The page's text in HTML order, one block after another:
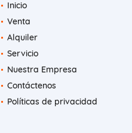
Inicio
Venta
Alquiler
Servicio
Nuestra Empresa
Contáctenos
Políticas de privacidad